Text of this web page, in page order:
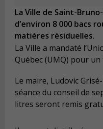
La Ville de Saint-
d’environ 8 000 bacs
matières résiduelles.
La Ville a mandaté
Québec (UMQ) pour
Le maire, Ludovic
séance du conseil de
litres seront remis